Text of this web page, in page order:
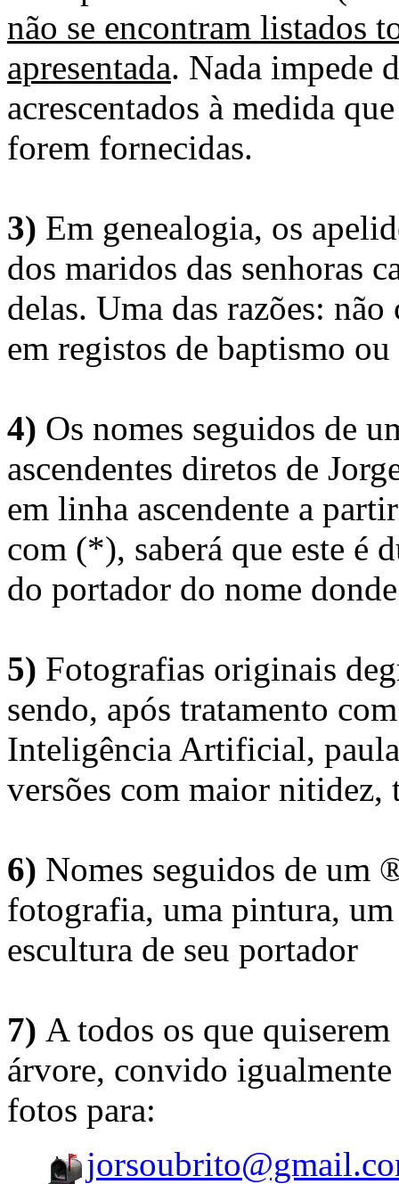
não se encontram listados
apresentada. Nada impede
acrescentados à medida
forem fornecidas.
3) Em genealogia, os
dos maridos das senhoras
delas. Uma das razões:
em registos de baptismo
4) Os nomes seguidos de
ascendentes diretos de
em linha ascendente a
com (*), saberá que este é
do portador do nome
5) Fotografias originais
sendo, após tratamento
Inteligência Artificial,
versões com maior nitidez,
6) Nomes seguidos de um
fotografia, uma pintura,
escultura de seu portador
7) A todos os que
árvore, convido
fotos para: